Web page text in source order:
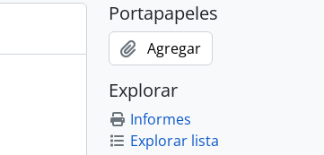
Portapapeles
Agregar
Explorar
Informes
Explorar lista